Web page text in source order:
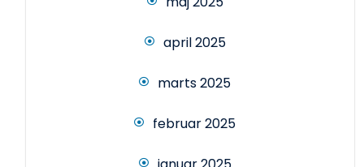
april 2025
marts 2025
februar 2025